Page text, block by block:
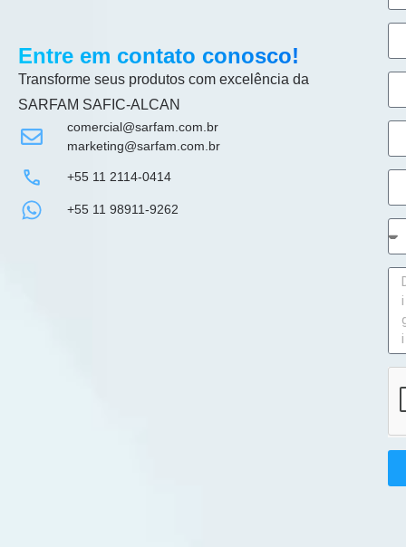
Entre em contato conosco!
Transforme seus produtos com excelência da
SARFAM SAFIC-ALCAN
comercial@sarfam.com.br
marketing@sarfam.com.br
+55 11 2114-0414
+55 11 98911-9262